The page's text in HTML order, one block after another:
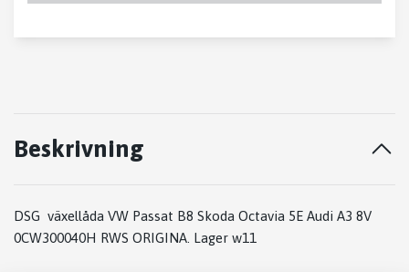
Beskrivning
DSG växellåda VW Passat B8 Skoda Octavia 5E Audi A3 8V
0CW300040H RWS ORIGINA. Lager w11